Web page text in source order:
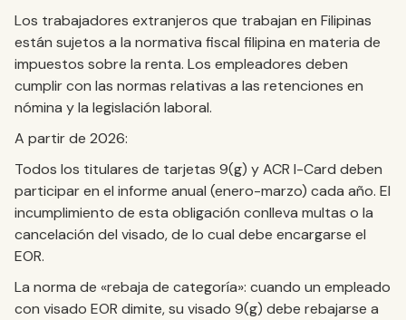
Los trabajadores extranjeros que trabajan en Filipinas
están sujetos a la normativa fiscal filipina en materia de
impuestos sobre la renta. Los empleadores deben
cumplir con las normas relativas a las retenciones en
nómina y la legislación laboral.
A partir de 2026:
Todos los titulares de tarjetas 9(g) y ACR I-Card deben
participar en el informe anual (enero-marzo) cada año. El
incumplimiento de esta obligación conlleva multas o la
cancelación del visado, de lo cual debe encargarse el
EOR.
La norma de «rebaja de categoría»: cuando un empleado
con visado EOR dimite, su visado 9(g) debe rebajarse a